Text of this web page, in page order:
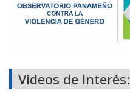
Videos de Interés: